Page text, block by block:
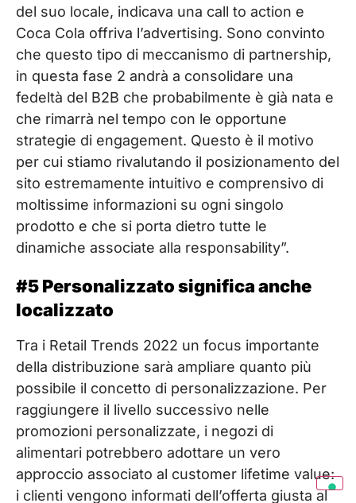
del suo locale, indicava una call to action e
Coca Cola offriva l’advertising. Sono convinto
che questo tipo di meccanismo di partnership,
in questa fase 2 andrà a consolidare una
fedeltà del B2B che probabilmente è già nata e
che rimarrà nel tempo con le opportune
strategie di engagement. Questo è il motivo
per cui stiamo rivalutando il posizionamento del
sito estremamente intuitivo e comprensivo di
moltissime informazioni su ogni singolo
prodotto e che si porta dietro tutte le
dinamiche associate alla responsability”.
#5 Personalizzato significa anche
localizzato
Tra i Retail Trends 2022 un focus importante
della distribuzione sarà ampliare quanto più
possibile il concetto di personalizzazione. Per
raggiungere il livello successivo nelle
promozioni personalizzate, i negozi di
alimentari potrebbero adottare un vero
approccio associato al customer lifetime value:
i clienti vengono informati dell’offerta giusta al